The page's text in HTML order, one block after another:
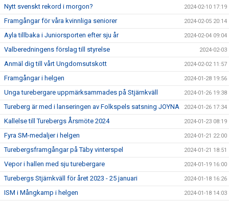
Nytt svenskt rekord i morgon? 2024-02-10 17:19
Framgångar för våra kvinnliga seniorer 2024-02-05 20:14
Ayla tillbaka i Juniorsporten efter sju år 2024-02-04 09:04
Valberedningens förslag till styrelse 2024-02-03
Anmäl dig till vårt Ungdomsutskott 2024-02-02 11:57
Framgångar i helgen 2024-01-28 19:56
Unga turebergare uppmärksammades på Stjärnkväll 2024-01-26 19:38
Tureberg är med i lanseringen av Folkspels satsning JOYNA 2024-01-26 17:34
Kallelse till Turebergs Årsmöte 2024 2024-01-23 08:19
Fyra SM-medaljer i helgen 2024-01-21 22:00
Turebergsframgångar på Täby vinterspel 2024-01-21 18:51
Vepor i hallen med sju turebergare 2024-01-19 16:00
Turebergs Stjärnkväll för året 2023 - 25 januari 2024-01-18 16:26
ISM i Mångkamp i helgen 2024-01-18 14:03